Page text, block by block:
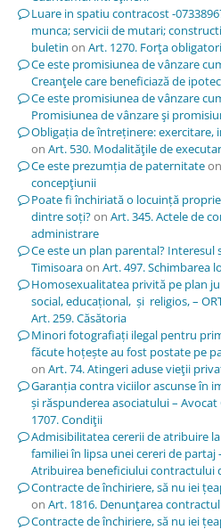
Luare in spatiu contracost -
munca; servicii de mutari;
buletin on Art. 1270. Forţa
Ce este promisiunea de vânzare
Creanţele care beneficiază de
Ce este promisiunea de vânzare
Promisiunea de vânzare şi
Obligația de întreținere:
on Art. 530. Modalităţile de
Ce este prezumția de paternitateon
concepţiunii
Poate fi închiriată o locuință
dintre soți?on Art. 345. Actele de
administrare
Ce este un plan parental?
Timisoaraon Art. 497. Schimbarea
Homosexualitatea privită pe plan
social, educațional, și religios, –
Art. 259. Căsătoria
Minori fotografiați ilegal pentru
făcute hoțește au fost postate pe
on Art. 74. Atingeri aduse vieţii
Garanția contra viciilor ascunse în
și răspunderea asociatului –
1707. Condiţii
Admisibilitatea cererii de atribuire
familiei în lipsa unei cereri de partaj -
Atribuirea beneficiului contractului
Contracte de închiriere, să nu iei
on Art. 1816. Denunţarea
Contracte de închiriere, să nu iei